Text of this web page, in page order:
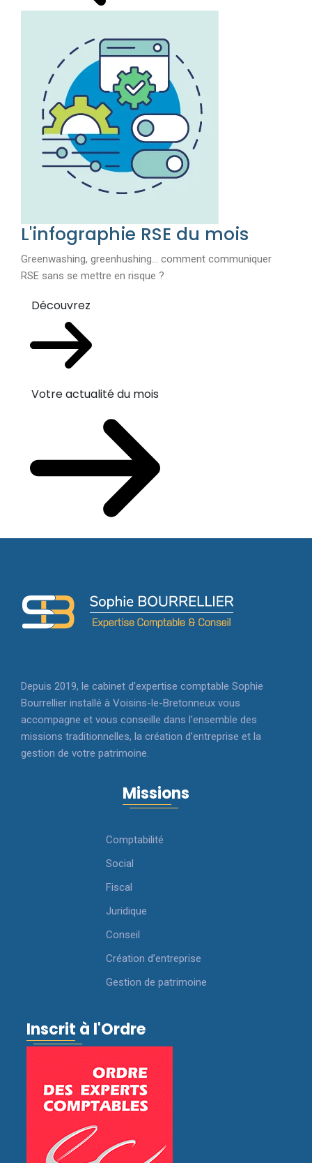
L'infographie RSE du mois
Greenwashing, greenhushing… comment communiquer
RSE sans se mettre en risque ?
Découvrez
Votre actualité du mois
Depuis 2019, le cabinet d’expertise comptable Sophie
Bourrellier installé à Voisins-le-Bretonneux vous
accompagne et vous conseille dans l’ensemble des
missions traditionnelles, la création d’entreprise et la
gestion de votre patrimoine.
Missions
Comptabilité
Social
Fiscal
Juridique
Conseil
Création d’entreprise
Gestion de patrimoine
Inscrit à l'Ordre